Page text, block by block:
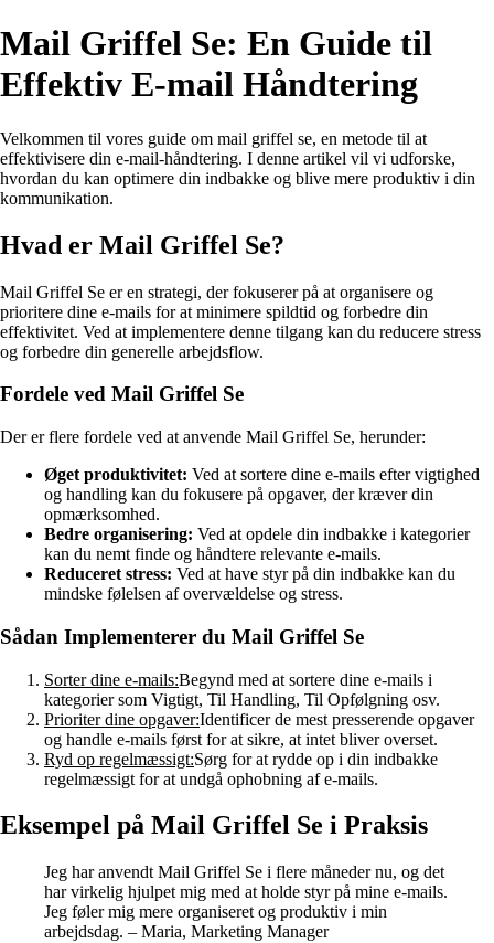
Mail Griffel Se: En Guide til
Effektiv E-mail Håndtering
Velkommen til vores guide om mail griffel se, en metode til at
effektivisere din e-mail-håndtering. I denne artikel vil vi udforske,
hvordan du kan optimere din indbakke og blive mere produktiv i din
kommunikation.
Hvad er Mail Griffel Se?
Mail Griffel Se er en strategi, der fokuserer på at organisere og
prioritere dine e-mails for at minimere spildtid og forbedre din
effektivitet. Ved at implementere denne tilgang kan du reducere stress
og forbedre din generelle arbejdsflow.
Fordele ved Mail Griffel Se
Der er flere fordele ved at anvende Mail Griffel Se, herunder:
Øget produktivitet: Ved at sortere dine e-mails efter vigtighed
og handling kan du fokusere på opgaver, der kræver din
opmærksomhed.
Bedre organisering: Ved at opdele din indbakke i kategorier
kan du nemt finde og håndtere relevante e-mails.
Reduceret stress: Ved at have styr på din indbakke kan du
mindske følelsen af overvældelse og stress.
Sådan Implementerer du Mail Griffel Se
Sorter dine e-mails:Begynd med at sortere dine e-mails i
kategorier som Vigtigt, Til Handling, Til Opfølgning osv.
Prioriter dine opgaver:Identificer de mest presserende opgaver
og handle e-mails først for at sikre, at intet bliver overset.
Ryd op regelmæssigt:Sørg for at rydde op i din indbakke
regelmæssigt for at undgå ophobning af e-mails.
Eksempel på Mail Griffel Se i Praksis
Jeg har anvendt Mail Griffel Se i flere måneder nu, og det
har virkelig hjulpet mig med at holde styr på mine e-mails.
Jeg føler mig mere organiseret og produktiv i min
arbejdsdag. – Maria, Marketing Manager